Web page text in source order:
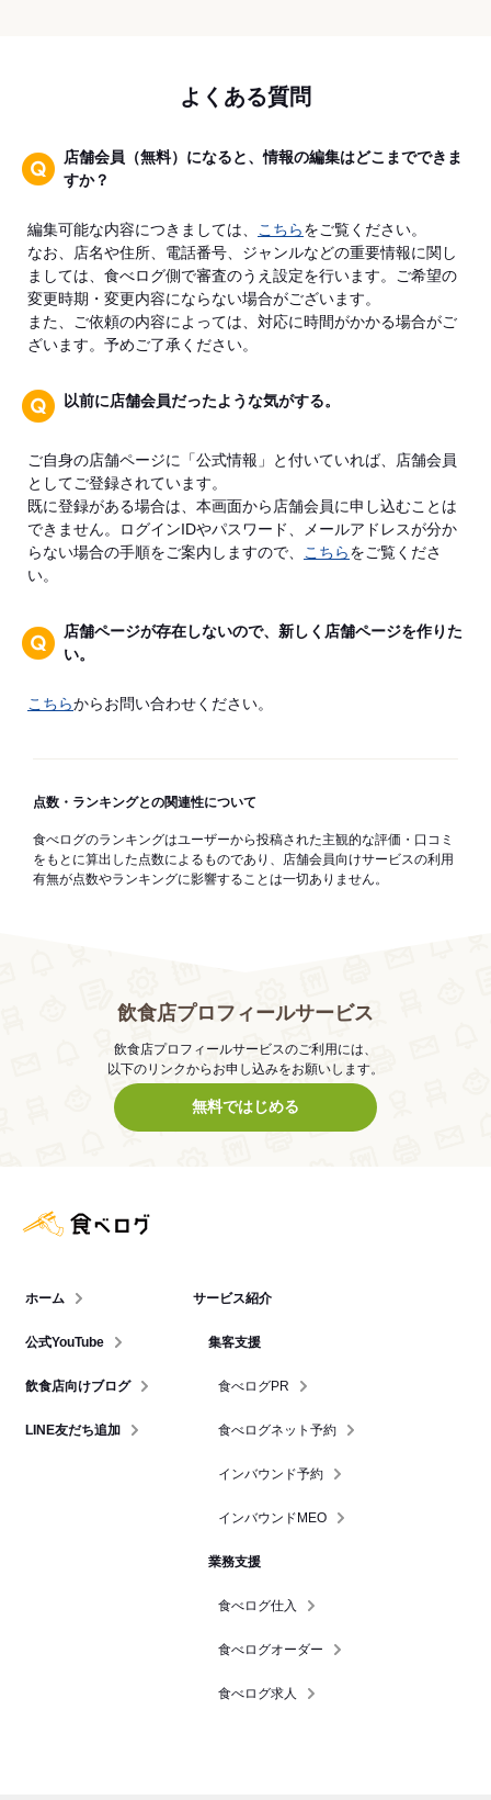
よくある質問
店舗会員（無料）になると、情報の編集はどこまでできま
すか？
編集可能な内容につきましては、 こちらをご覧ください。
なお、店名や住所、電話番号、ジャンルなどの重要情報に関し
ましては、食べログ側で審査のうえ設定を行います。ご希望の
変更時期・変更内容にならない場合がございます。
また、ご依頼の内容によっては、対応に時間がかかる場合がご
ざいます。予めご了承ください。
以前に店舗会員だったような気がする。
ご自身の店舗ページに「公式情報」と付いていれば、店舗会員
としてご登録されています。
既に登録がある場合は、本画面から店舗会員に申し込むことは
できません。ログインIDやパスワード、メールアドレスが分か
らない場合の手順をご案内しますので、
こちらをご覧くださ
い。
店舗ページが存在しないので、新しく店舗ページを作りた
い。
こちらからお問い合わせください。
点数・ランキングとの関連性について
食べログのランキングはユーザーから投稿された主観的な評価・口コミ
をもとに算出した点数によるものであり、店舗会員向けサービスの利用
有無が点数やランキングに影響することは一切ありません。
飲食店プロフィールサービス
飲食店プロフィールサービスのご利用には、
以下のリンクからお申し込みをお願いします。
無料ではじめる
ホーム
公式YouTube
飲食店向けブログ
LINE友だち追加
サービス紹介
集客支援
食べログPR
食べログネット予約
インバウンド予約
インバウンドMEO
業務支援
食べログ仕入
食べログオーダー
食べログ求人